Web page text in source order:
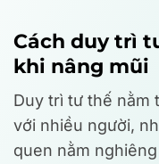
Cách duy trì
khi nâng mũi
Duy trì tư thế nằm
với nhiều người,
quen nằm